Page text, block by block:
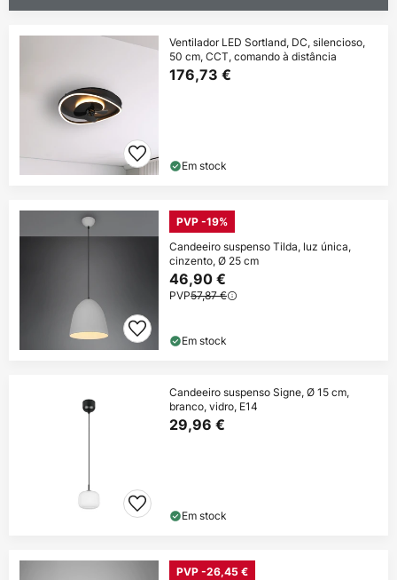
Ventilador LED Sortland, DC, silencioso,
50 cm, CCT, comando à distância
176,73 €
Em stock
PVP -19%
Candeeiro suspenso Tilda, luz única,
cinzento, Ø 25 cm
46,90 €
PVP57,87 €
Em stock
Candeeiro suspenso Signe, Ø 15 cm,
branco, vidro, E14
29,96 €
Em stock
PVP -26,45 €